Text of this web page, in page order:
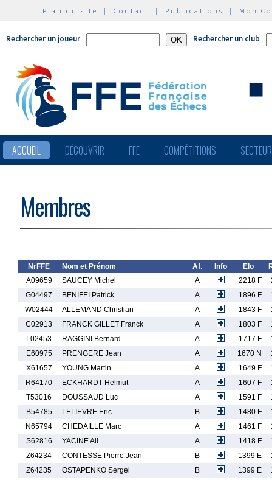
Plan du site | Contact | Publications | Mon
Rechercher un joueur Rechercher un club
ACCUEIL DÉCOUVRIR FFE COMPÉTITIONS
Membres
NrFFE Nom et Prénom Af. Info Elo
A09659
SAUCEY Michel A 2218 F
G04497
BENIFEI Patrick A 1896 F
W02444
ALLEMAND Christian A 1843 F
C02913
FRANCK GILLET Franck A 1803 F
L02453
RAGGINI Bernard A 1717 F
E60975
PRENGERE Jean A 1670 N
X61657
YOUNG Martin A 1649 F
R64170
ECKHARDT Helmut A 1607 F
T53016
DOUSSAUD Luc A 1591 F
B54785
LELIEVRE Eric B 1480 F
N65794
CHEDAILLE Marc A 1461 F
S62816
YACINE Ali A 1418 F
Z64234
CONTESSE Pierre Jean B 1399 E
Z64235
OSTAPENKO Sergei B 1399 E